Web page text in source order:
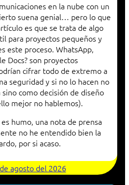
en la nube con un
suena genial… pero lo que
es que se trata de algo
para proyectos pequeños y
este proceso. WhatsApp,
Docs? son proyectos
cifrar todo de extremo a
seguridad y si no lo hacen no
como decisión de diseño
mejor no hablemos).
humo, una nota de prensa
no he entendido bien la
por si acaso.
agosto del 2026